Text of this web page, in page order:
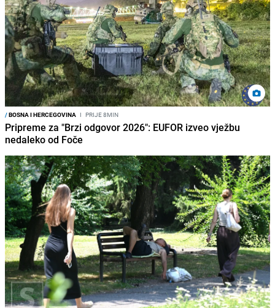
/BOSNA I HERCEGOVINA I PRIJE 8MIN
Pripreme za "Brzi odgovor 2026": EUFOR izveo vježbu
nedaleko od Foče